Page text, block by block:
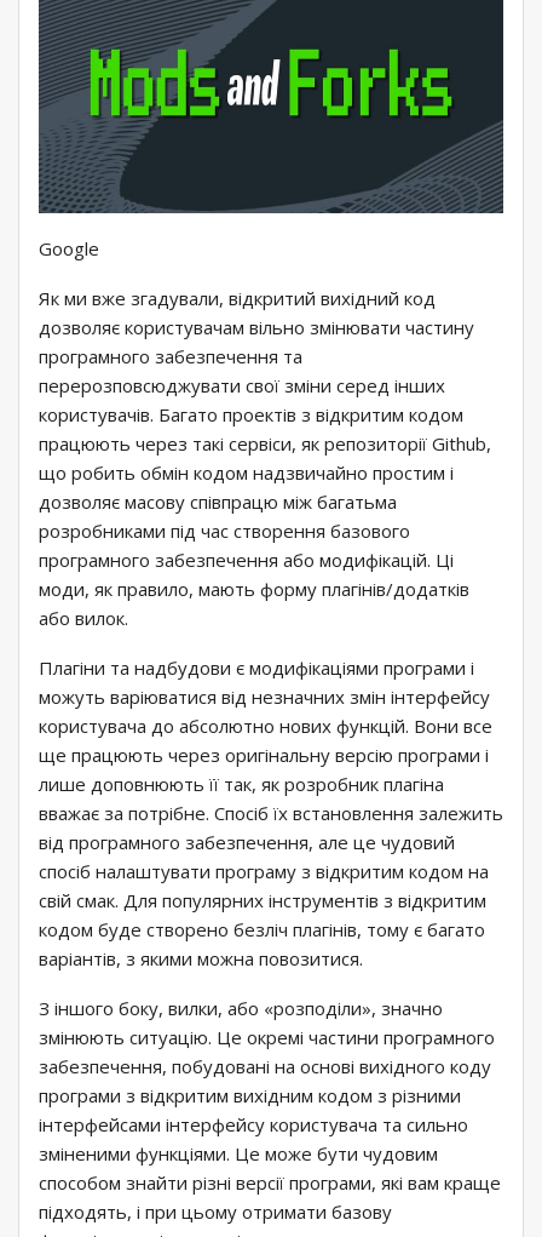
Google
Як ми вже згадували, відкритий вихідний код
дозволяє користувачам вільно змінювати частину
програмного забезпечення та
перерозповсюджувати свої зміни серед інших
користувачів. Багато проектів з відкритим кодом
працюють через такі сервіси, як репозиторії Github,
що робить обмін кодом надзвичайно простим і
дозволяє масову співпрацю між багатьма
розробниками під час створення базового
програмного забезпечення або модифікацій. Ці
моди, як правило, мають форму плагінів/додатків
або вилок.
Плагіни та надбудови є модифікаціями програми і
можуть варіюватися від незначних змін інтерфейсу
користувача до абсолютно нових функцій. Вони все
ще працюють через оригінальну версію програми і
лише доповнюють її так, як розробник плагіна
вважає за потрібне. Спосіб їх встановлення залежить
від програмного забезпечення, але це чудовий
спосіб налаштувати програму з відкритим кодом на
свій смак. Для популярних інструментів з відкритим
кодом буде створено безліч плагінів, тому є багато
варіантів, з якими можна повозитися.
З іншого боку, вилки, або «розподіли», значно
змінюють ситуацію. Це окремі частини програмного
забезпечення, побудовані на основі вихідного коду
програми з відкритим вихідним кодом з різними
інтерфейсами інтерфейсу користувача та сильно
зміненими функціями. Це може бути чудовим
способом знайти різні версії програми, які вам краще
підходять, і при цьому отримати базову